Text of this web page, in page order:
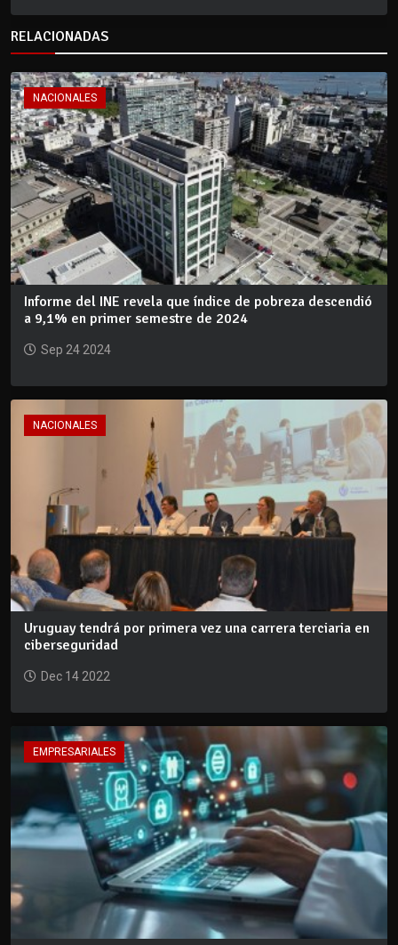
RELACIONADAS
NACIONALES
Informe del INE revela que índice de pobreza descendió
a 9,1% en primer semestre de 2024
Sep 24 2024
NACIONALES
Uruguay tendrá por primera vez una carrera terciaria en
ciberseguridad
Dec 14 2022
EMPRESARIALES